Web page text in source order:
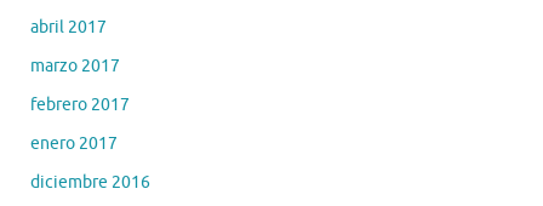
abril 2017
marzo 2017
febrero 2017
enero 2017
diciembre 2016